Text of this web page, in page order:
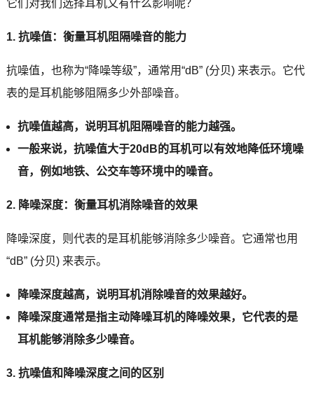
它们对我们选择耳机又有什么影响呢？
1. 抗噪值：衡量耳机阻隔噪音的能力
抗噪值，也称为“降噪等级”，通常用“dB” (分贝) 来表示。它代
表的是耳机能够阻隔多少外部噪音。
抗噪值越高，说明耳机阻隔噪音的能力越强。
一般来说，抗噪值大于20dB的耳机可以有效地降低环境噪
音，例如地铁、公交车等环境中的噪音。
2. 降噪深度：衡量耳机消除噪音的效果
降噪深度，则代表的是耳机能够消除多少噪音。它通常也用
“dB” (分贝) 来表示。
降噪深度越高，说明耳机消除噪音的效果越好。
降噪深度通常是指主动降噪耳机的降噪效果，它代表的是
耳机能够消除多少噪音。
3. 抗噪值和降噪深度之间的区别